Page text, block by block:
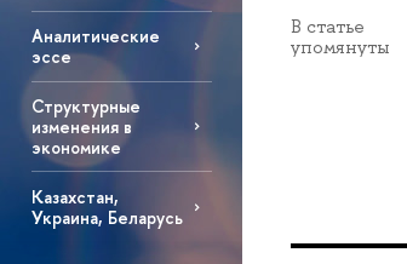
Аналитические
эссе
Структурные
изменения в
экономике
Казахстан,
Украина, Беларусь
В статье
упомянуты